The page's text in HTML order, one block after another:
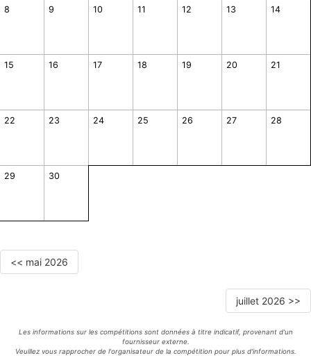
8 9 10 11 12 13 14
15 16 17 18 19 20 21
22 23 24 25 26 27 28
29 30
<< mai 2026
juillet 2026 >>
Les informations sur les compétitions sont données à titre indicatif, provenant d'un
fournisseur externe.
Veuillez vous rapprocher de l'organisateur de la compétition pour plus d'informations.